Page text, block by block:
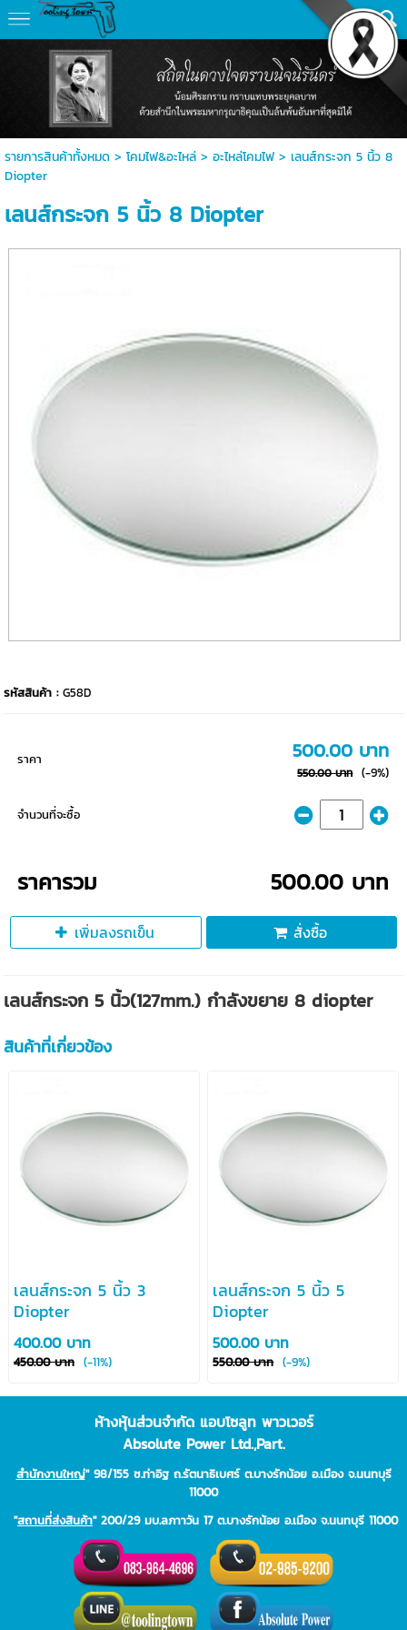
รายการสินค้าทั้งหมด> โคมไฟ&อะไหล่> อะไหล่โคมไฟ> เลนส์กระจก 5 นิ้ว 8
Diopter
เลนส์กระจก 5 นิ้ว 8 Diopter
รหัสสินค้า :G58D
ราคา 500.00 บาท
550.00 บาท (-9%)
จำนวนที่จะซื้อ
ราคารวม 500.00 บาท
เพิ่มลงรถเข็น สั่งซื้อ
เลนส์กระจก 5 นิ้ว(127mm.) กำลังขยาย 8 diopter
สินค้าที่เกี่ยวข้อง
เลนส์กระจก 5 นิ้ว 3
Diopter
400.00 บาท
450.00 บาท (-11%)
เลนส์กระจก 5 นิ้ว 5
Diopter
500.00 บาท
550.00 บาท (-9%)
ห้างหุ้นส่วนจำกัด แอบโซลูท พาวเวอร์
Absolute Power Ltd.,Part.
สำนักงานใหญ่" 98/155 ซ.ท่าอิฐ ถ.รัตนาธิเบศร์ ต.บางรักน้อย อ.เมือง จ.นนทบุรี
11000
"สถานที่ส่งสินค้า" 200/29 มบ.ลภาาวัน 17 ต.บางรักน้อย อ.เมือง จ.นนทบุรี 11000